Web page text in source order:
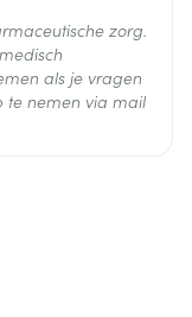
zorg.
als je vragen
te nemen via mail